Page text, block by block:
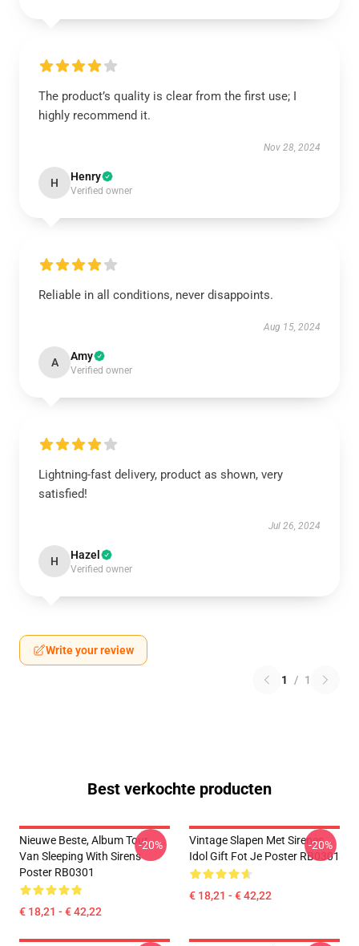
The product’s quality is clear from the first use; I
highly recommend it.
Nov 28, 2024
H Henry
Verified owner
Reliable in all conditions, never disappoints.
Aug 15, 2024
A Amy
Verified owner
Lightning-fast delivery, product as shown, very
satisfied!
Jul 26, 2024
H Hazel
Verified owner
Write your review
1 / 1
Best verkochte producten
Nieuwe Beste, Album Tour
Van Sleeping With Sirens
Poster RB0301
€ 18,21 - € 42,22
-20%
Vintage Slapen Met Sirenes
Idol Gift Fot Je Poster RB0301
€ 18,21 - € 42,22
-20%